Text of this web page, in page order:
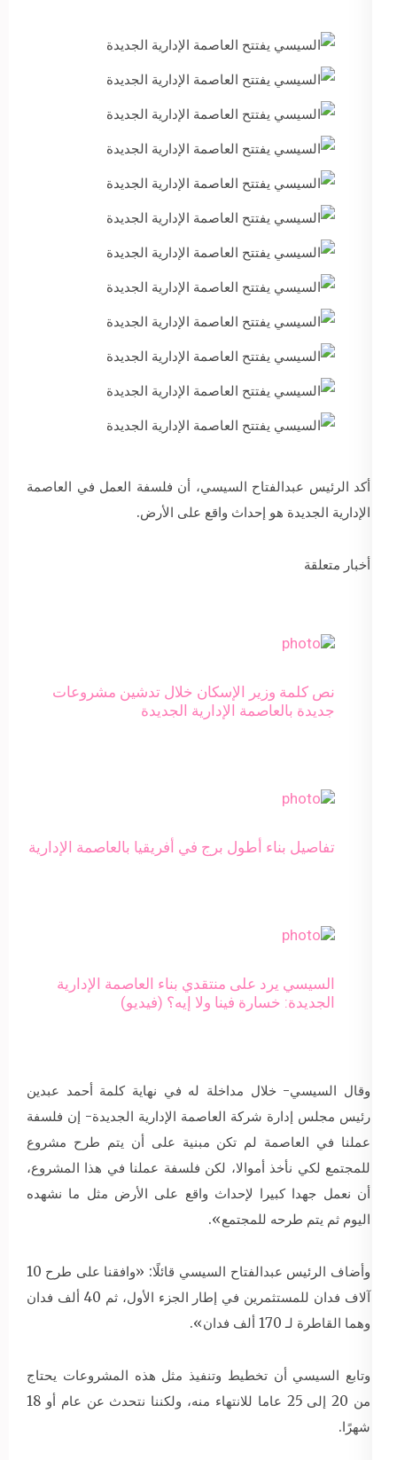
أكد الرئيس عبدالفتاح السيسي، أن فلسفة العمل في العاصمة
الإدارية الجديدة هو إحداث واقع على الأرض.
أخبار متعلقة
نص كلمة وزير الإسكان خلال تدشين مشروعات
جديدة بالعاصمة الإدارية الجديدة
تفاصيل بناء أطول برج في أفريقيا بالعاصمة الإدارية
السيسي يرد على منتقدي بناء العاصمة الإدارية
الجديدة: خسارة فينا ولا إيه؟ (فيديو)
وقال السيسي- خلال مداخلة له في نهاية كلمة أحمد عبدين
رئيس مجلس إدارة شركة العاصمة الإدارية الجديدة- إن فلسفة
عملنا في العاصمة لم تكن مبنية على أن يتم طرح مشروع
للمجتمع لكي نأخذ أموالا، لكن فلسفة عملنا في هذا المشروع،
أن نعمل جهدا كبيرا لإحداث واقع على الأرض مثل ما نشهده
اليوم ثم يتم طرحه للمجتمع».
وأضاف الرئيس عبدالفتاح السيسي قائلًا: «وافقنا على طرح 10
آلاف فدان للمستثمرين في إطار الجزء الأول، ثم 40 ألف فدان
وهما القاطرة لـ 170 ألف فدان».
وتابع السيسي أن تخطيط وتنفيذ مثل هذه المشروعات يحتاج
من 20 إلى 25 عاما للانتهاء منه، ولكننا نتحدث عن عام أو 18
شهرًا.